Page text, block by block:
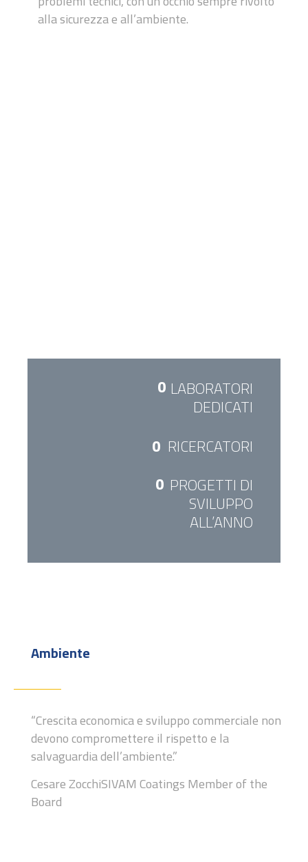
alla sicurezza e all’ambiente.
0 LABORATORI
DEDICATI
0 RICERCATORI
0 PROGETTI DI
SVILUPPO
ALL’ANNO
Ambiente
“Crescita economica e sviluppocommerciale non
devono compromettereil rispetto e la
salvaguardia dell’ambiente.”
Cesare ZocchiSIVAM Coatings Member of the
Board